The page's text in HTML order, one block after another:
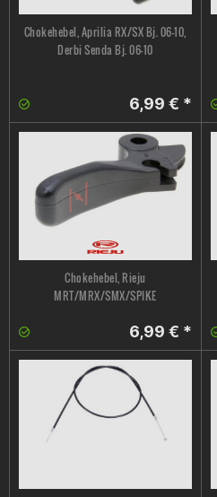
Chokehebel, Aprilia RX/SX Bj. 06-10,
Derbi Senda Bj. 06-10
6,99 € *
Chokehebel, Rieju
MRT/MRX/SMX/SPIKE
6,99 € *